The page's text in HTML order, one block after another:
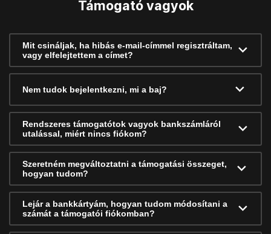
Támogató vagyok
Mit csináljak, ha hibás e-mail-címmel regisztráltam,
vagy elfelejtettem a címet?
Nem tudok bejelentkezni, mi a baj?
Rendszeres támogatótok vagyok bankszámláról
utalással, miért nincs fiókom?
Szeretném megváltoztatni a támogatási összeget,
hogyan tudom?
Lejár a bankkártyám, hogyan tudom módosítani a
számát a támogatói fiókomban?